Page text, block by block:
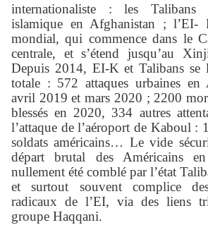
internationaliste : les
islamique en Afghanistan ;
mondial, qui commence dans le
centrale, et s’étend jusqu’au
Depuis 2014, EI-K et Talibans se
totale : 572 attaques urbaines en
avril 2019 et mars 2020 ; 2200
blessés en 2020, 334 autres
l’attaque de l’aéroport de Kaboul :
soldats américains… Le vide
départ brutal des Américains
nullement été comblé par l’état
et surtout souvent complice
radicaux de l’EI, via des liens
groupe Haqqani.